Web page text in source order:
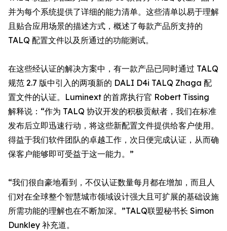
并为每个系统提供了详细的能力清单。这些清单以易于理解
且贴合应用场景的描述方式，概述了每款产品所支持的
TALQ 配置文件以及所通过的功能测试。
在这些经认证的解决方案中，有一款产品已同时通过 TALQ
规范 2.7 版中引入的两项新的 DALI D4i TALQ Zhaga 配
置文件的认证。Luminext 的首席执行官 Robert Tissing
解释说：“作为 TALQ 协议开发的积极贡献者，我们在标准
发布后立即迅速行动，将这些新配置文件提供给客户使用。
得益于我们软件团队的卓越工作，次日便完成认证，从而确
保客户能够即可受益于这一能力。”
“我们很自豪地看到，不仅认证数量每月都在增加，而且人
们对在全球整个智慧城市领域设计强大且可扩展的基础设施
所需功能的理解也在不断加深。”TALQ联盟秘书长 Simon
Dunkley 补充道。